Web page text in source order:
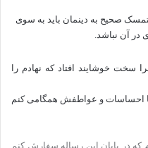
تمسک صحیح به دینمان باید به سوی
در آن نباشد.
سخت خوشایند افتاد که نهادم را
با احساسات و عواطفش همگامی کنم
در پایان این رساله سفارش کنم